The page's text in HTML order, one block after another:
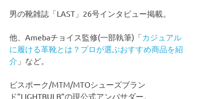
男の靴雑誌「LAST」26号インタビュー掲載。
他、Amebaチョイス監修(一部執筆)「カジュアル
に履ける革靴とは？プロが選ぶおすすめ商品を紹
介 」など。
ビスポーク/MTM/MTOシューズブラン
ド”LIGHTBULB”の現公式アンバサダー。